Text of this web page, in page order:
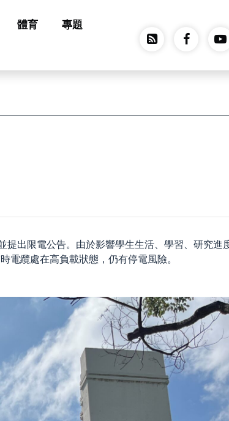
體育 專題
出限電公告。由於影響學生生活、學習、研究進
電纜處在高負載狀態，仍有停電風險。